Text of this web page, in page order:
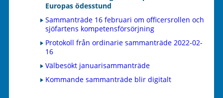
Europas ödesstund
Sammanträde 16 februari om officersrollen och
sjöfartens kompetensförsörjning
Protokoll från ordinarie sammanträde 2022-02-
16
Välbesökt januarisammanträde
Kommande sammanträde blir digitalt